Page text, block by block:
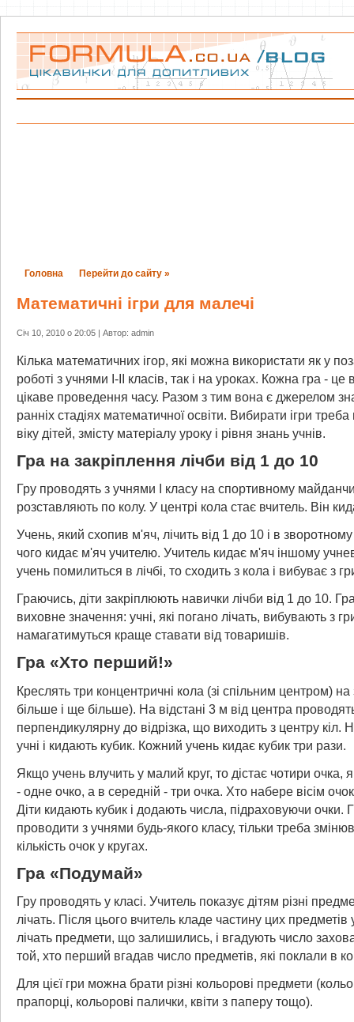
Головна Перейти до сайту »
Математичні ігри для малечі
Січ 10, 2010 о 20:05 | Автор: admin
Кілька математичних ігор, які можна використати як у
роботі з учнями І-II класів, так і на уроках. Кожна гра - це
цікаве проведення часу. Разом з тим вона є джерелом
ранніх стадіях математичної освіти. Вибирати ігри треба
віку дітей, змісту матеріалу уроку і рівня знань учнів.
Гра на закріплення лічби від 1 до 10
Гру проводять з учнями І класу на спортивному
розставляють по колу. У центрі кола стає вчитель. Він
Учень, який схопив м'яч, лічить від 1 до 10 і в
чого кидає м'яч учителю. Учитель кидає м'яч іншому
учень помилиться в лічбі, то сходить з кола і вибуває з
Граючись, діти закріплюють навички лічби від 1 до 10.
виховне значення: учні, які погано лічать, вибувають з
намагатимуться краще ставати від товаришів.
Гра «Хто перший!»
Креслять три концентричні кола (зі спільним центром)
більше і ще більше). На відстані 3 м від центра
перпендикулярну до відрізка, що виходить з центру кіл.
учні і кидають кубик. Кожний учень кидає кубик три рази.
Якщо учень влучить у малий круг, то дістає чотири очка,
- одне очко, а в середній - три очка. Хто набере вісім
Діти кидають кубик і додають числа, підраховуючи очки.
проводити з учнями будь-якого класу, тільки треба
кількість очок у кругах.
Гра «Подумай»
Гру проводять у класі. Учитель показує дітям різні
лічать. Після цього вчитель кладе частину цих предметів
лічать предмети, що залишились, і вгадують число
той, хто перший вгадав число предметів, які поклали в
Для цієї гри можна брати різні кольорові предмети
прапорці, кольорові палички, квіти з паперу тощо).